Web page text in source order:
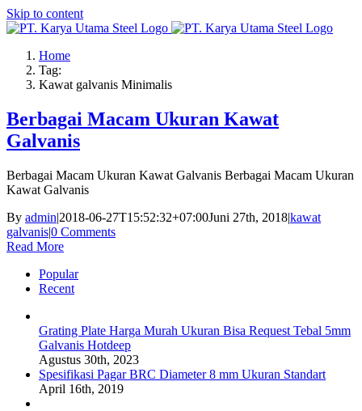
Skip to content
Home
Tag:
Kawat galvanis Minimalis
Berbagai Macam Ukuran Kawat
Galvanis
Berbagai Macam Ukuran Kawat Galvanis Berbagai Macam Ukuran
Kawat Galvanis
By admin|2018-06-27T15:52:32+07:00Juni 27th, 2018|kawat
galvanis|0 Comments
Read More
Popular
Recent
Grating Plate Harga Murah Ukuran Bisa Request Tebal 5mm
Galvanis Hotdeep
Agustus 30th, 2023
Spesifikasi Pagar BRC Diameter 8 mm Ukuran Standart
April 16th, 2019